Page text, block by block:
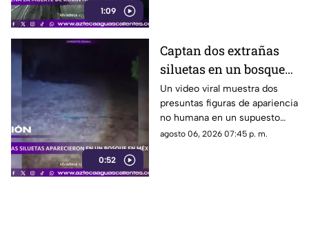
1:09
0:52
Captan dos extrañas
siluetas en un bosque
de México
Un video viral muestra dos
presuntas figuras de apariencia
no humana en un supuesto
bosque de México. Su
agosto 06, 2026 07:45 p. m.